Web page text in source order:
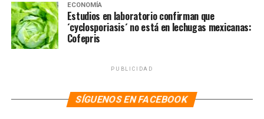
ECONOMÍA
Estudios en laboratorio confirman que
´cyclosporiasis´ no está en lechugas mexicanas:
Cofepris
PUBLICIDAD
SÍGUENOS EN FACEBOOK